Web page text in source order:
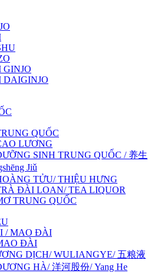
GINJO
DAIGINJO
QUỐC
LƯƠNG
SINH TRUNG QUỐC / 养生
Jiǔ
TỬU/ THIỆU HƯNG
ĐÀI LOAN/ TEA LIQUOR
TRUNG QUỐC
/ MAO ĐÀI
ĐÀI
DỊCH/ WULIANGYE/ 五粮液
HÀ/ 洋河股份/ Yang He